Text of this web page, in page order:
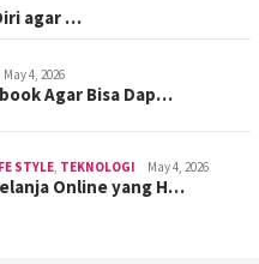
agar …
May 4, 2026
Agar Bisa Dap…
STYLE TEKNOLOGI May 4, 2026
Online yang H…